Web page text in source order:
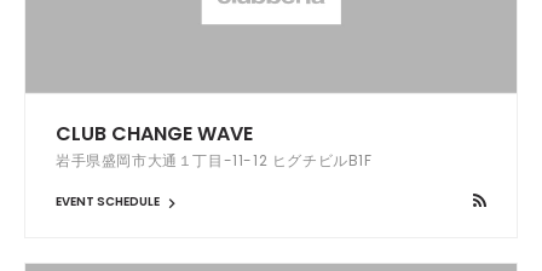
CLUB CHANGE WAVE
岩手県盛岡市大通１丁目-11-12 ヒグチビルB1F
EVENT SCHEDULE